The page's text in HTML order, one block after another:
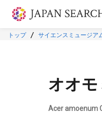
本文に飛ぶ
トップ サイエンスミュージア
オオモ
Acer amoenum